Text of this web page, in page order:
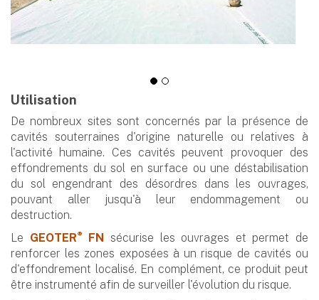
Utilisation
De nombreux sites sont concernés par la présence de
cavités souterraines d'origine naturelle ou relatives à
l'activité humaine. Ces cavités peuvent provoquer des
effondrements du sol en surface ou une déstabilisation
du sol engendrant des désordres dans les ouvrages,
pouvant aller jusqu'à leur endommagement ou
destruction.
Le GEOTER® FN
sécurise les ouvrages et permet de
renforcer les zones exposées à un risque de cavités ou
d'effondrement localisé. En complément, ce produit peut
être instrumenté afin de surveiller l'évolution du risque.